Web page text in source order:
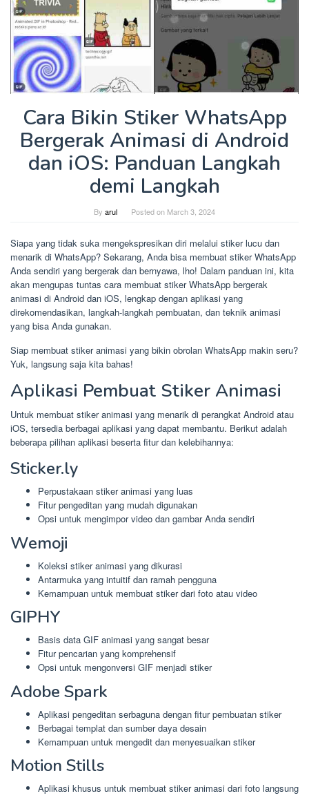
Cara Bikin Stiker WhatsApp
Bergerak Animasi di Android
dan iOS: Panduan Langkah
demi Langkah
By arul Posted on March 3, 2024
Siapa yang tidak suka mengekspresikan diri melalui stiker lucu dan
menarik di WhatsApp? Sekarang, Anda bisa membuat stiker WhatsApp
Anda sendiri yang bergerak dan bernyawa, lho! Dalam panduan ini, kita
akan mengupas tuntas cara membuat stiker WhatsApp bergerak
animasi di Android dan iOS, lengkap dengan aplikasi yang
direkomendasikan, langkah-langkah pembuatan, dan teknik animasi
yang bisa Anda gunakan.
Siap membuat stiker animasi yang bikin obrolan WhatsApp makin seru?
Yuk, langsung saja kita bahas!
Aplikasi Pembuat Stiker Animasi
Untuk membuat stiker animasi yang menarik di perangkat Android atau
iOS, tersedia berbagai aplikasi yang dapat membantu. Berikut adalah
beberapa pilihan aplikasi beserta fitur dan kelebihannya:
Sticker.ly
Perpustakaan stiker animasi yang luas
Fitur pengeditan yang mudah digunakan
Opsi untuk mengimpor video dan gambar Anda sendiri
Wemoji
Koleksi stiker animasi yang dikurasi
Antarmuka yang intuitif dan ramah pengguna
Kemampuan untuk membuat stiker dari foto atau video
GIPHY
Basis data GIF animasi yang sangat besar
Fitur pencarian yang komprehensif
Opsi untuk mengonversi GIF menjadi stiker
Adobe Spark
Aplikasi pengeditan serbaguna dengan fitur pembuatan stiker
Berbagai templat dan sumber daya desain
Kemampuan untuk mengedit dan menyesuaikan stiker
Motion Stills
Aplikasi khusus untuk membuat stiker animasi dari foto langsung